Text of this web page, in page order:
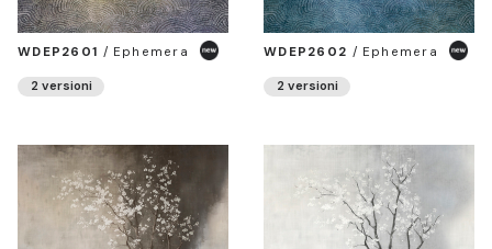
WDEP2601 / Ephemera
2 versioni
WDEP2602 / Ephemera
2 versioni